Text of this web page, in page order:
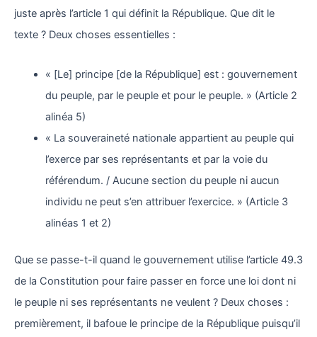
juste après l’article 1 qui définit la République. Que dit le
texte ? Deux choses essentielles :
« [Le] principe [de la République] est : gouvernement
du peuple, par le peuple et pour le peuple. » (Article 2
alinéa 5)
« La souveraineté nationale appartient au peuple qui
l’exerce par ses représentants et par la voie du
référendum. / Aucune section du peuple ni aucun
individu ne peut s’en attribuer l’exercice. » (Article 3
alinéas 1 et 2)
Que se passe-t-il quand le gouvernement utilise l’article 49.3
de la Constitution pour faire passer en force une loi dont ni
le peuple ni ses représentants ne veulent ? Deux choses :
premièrement, il bafoue le principe de la République puisqu’il